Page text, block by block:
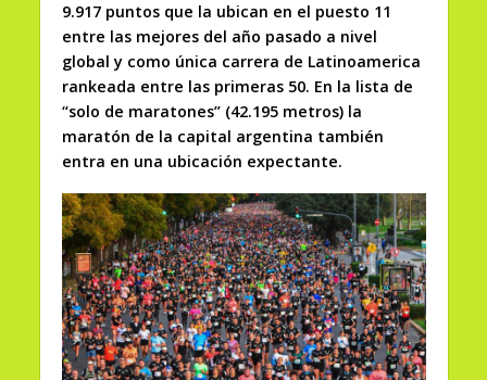
9.917 puntos que la ubican en el puesto 11
entre las mejores del año pasado a nivel
global y como única carrera de Latinoamerica
rankeada entre las primeras 50. En la lista de
“solo de maratones” (42.195 metros) la
maratón de la capital argentina también
entra en una ubicación expectante.